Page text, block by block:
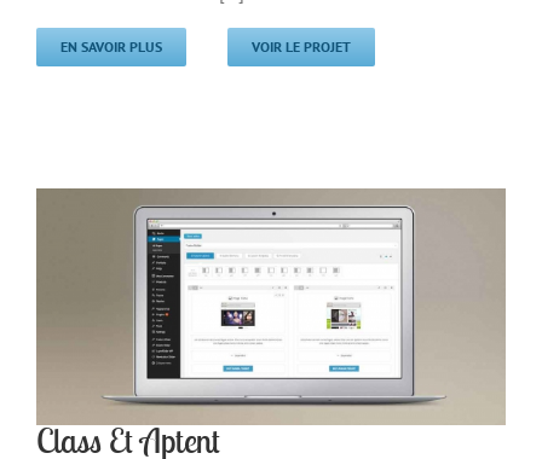
EN SAVOIR PLUS VOIR LE PROJET
Class Et Aptent